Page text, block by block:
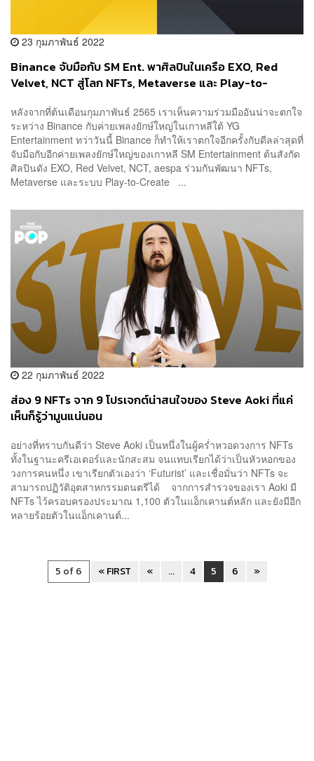
23 กุมภาพันธ์ 2022
Binance จับมือกับ SM Ent. พาศิลปินในเครือ EXO, Red
Velvet, NCT สู่โลก NFTs, Metaverse และ Play-to-
หลังจากที่ต้นเดือนกุมภาพันธ์ 2565 เราเห็นความร่วมมืออันน่าจะตกใจ
ระหว่าง Binance กับค่ายเพลงยักษ์ใหญ่ในเกาหลีใต้ YG
Entertainment ทว่าวันนี้ Binance ก็ทำให้เราตกใจอีกครั้งกับดีลล่าสุดที่
จับมือกับอีกค่ายเพลงยักษ์ใหญ่ของเกาหลี SM Entertainment ต้นสังกัด
ศิลปินดัง EXO, Red Velvet, NCT, aespa ร่วมกันพัฒนา NFTs,
Metaverse และระบบ Play-to-Create ...
22 กุมภาพันธ์ 2022
ส่อง 9 NFTs จาก 9 โปรเจกต์น่าสนใจของ Steve Aoki ที่แค่
เห็นก็รู้ว่ามูนแน่นอน
อย่างที่ทราบกันดีว่า Steve Aoki เป็นหนึ่งในผู้คร่ำหวอดวงการ NFTs
ทั้งในฐานะครีเอเตอร์และนักสะสม จนแทบเรียกได้ว่าเป็นหัวหอกของ
วงการคนหนึ่ง เขาเรียกตัวเองว่า ‘Futurist’ และเชื่อมั่นว่า NFTs จะ
สามารถปฏิวัติอุตสาหกรรมดนตรีได้ จากการสำรวจของเรา Aoki มี
NFTs ไว้ครอบครองประมาณ 1,100 ตัวในแอ็กเคานต์หลัก และยังมีอีก
หลายร้อยตัวในแอ็กเคานต์...
5 of 6 « FIRST « ... 4 5 6 »